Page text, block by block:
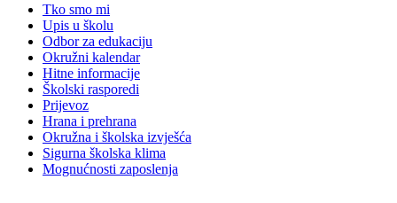
Tko smo mi
Upis u školu
Odbor za edukaciju
Okružni kalendar
Hitne informacije
Školski rasporedi
Prijevoz
Hrana i prehrana
Okružna i školska izvješća
Sigurna školska klima
Mognućnosti zaposlenja